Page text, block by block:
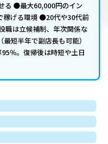
る ●最大60,000円のイン
稼げる環境 ●20代や30代前
職は立候補制、年次関係な
短半年で副店長も可能）
％。復帰後は時短や土日